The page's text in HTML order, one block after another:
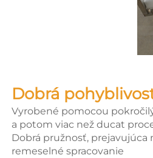
Dobrá
Vyrobené pomocou
a potom viac než ducat
Dobrá pružnosť, prejavujúca
remeselné spracovanie